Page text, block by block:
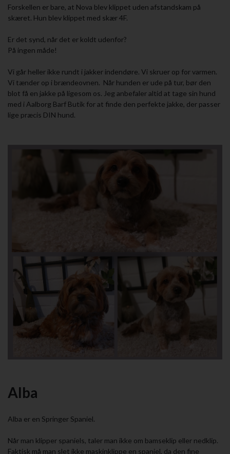
Forskellen er bare, at Nova blev klippet uden afstandskam på
skæret. Hun blev klippet med skær 4F.
Er det synd, når det er koldt udenfor?
På ingen måde!
Vi går heller ikke rundt i jakker indendøre. Vi skruer op for varmen.
Vi tænder op i brændeovnen. Når hunden er ude på tur, bør den
blot få en jakke på ligesom os. Jeg anbefaler altid at tage sin hund
med i Aalborg Barf Butik for at finde den perfekte jakke, der passer
lige præcis DIN hund.
Alba
Alba er en Springer Spaniel.
Når man klipper spaniels, taler man ikke om bamseklip eller nedklip.
Faktisk må man slet ikke maskinklippe en spaniel, da den fine